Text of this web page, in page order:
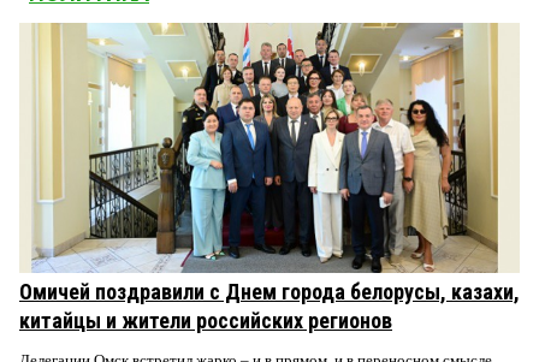
Омичей поздравили с Днем города белорусы, казахи,
китайцы и жители российских регионов